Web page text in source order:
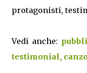
protagonisti,
Vedi anche:
testimonial,